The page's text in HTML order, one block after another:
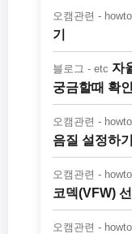
오캠관련 - howto
기
블로그 - etc 자
궁금할때 확
오캠관련 - howto
음질 설정하기
오캠관련 - howto
코덱(VFW)
오캠관련 - howto